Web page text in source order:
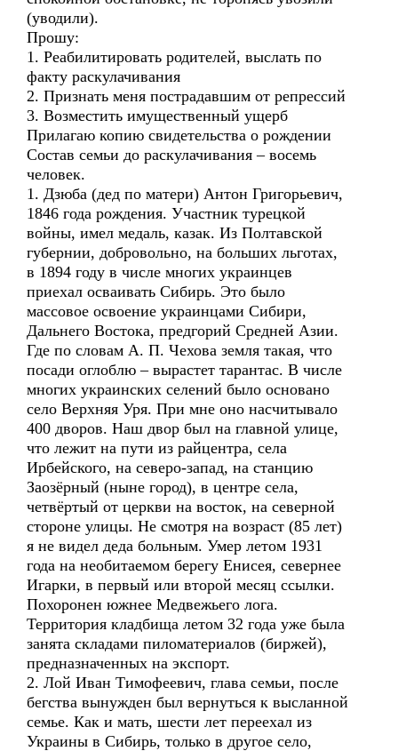
(уводили).
Прошу:
1. Реабилитировать родителей, выслать по
факту раскулачивания
2. Признать меня пострадавшим от репрессий
3. Возместить имущественный ущерб
Прилагаю копию свидетельства о рождении
Состав семьи до раскулачивания – восемь
человек.
1. Дзюба (дед по матери) Антон Григорьевич,
1846 года рождения. Участник турецкой
войны, имел медаль, казак. Из Полтавской
губернии, добровольно, на больших льготах,
в 1894 году в числе многих украинцев
приехал осваивать Сибирь. Это было
массовое освоение украинцами Сибири,
Дальнего Востока, предгорий Средней Азии.
Где по словам А. П. Чехова земля такая, что
посади оглоблю – вырастет тарантас. В числе
многих украинских селений было основано
село Верхняя Уря. При мне оно насчитывало
400 дворов. Наш двор был на главной улице,
что лежит на пути из райцентра, села
Ирбейского, на северо-запад, на станцию
Заозёрный (ныне город), в центре села,
четвёртый от церкви на восток, на северной
стороне улицы. Не смотря на возраст (85 лет)
я не видел деда больным. Умер летом 1931
года на необитаемом берегу Енисея, севернее
Игарки, в первый или второй месяц ссылки.
Похоронен южнее Медвежьего лога.
Территория кладбища летом 32 года уже была
занята складами пиломатериалов (биржей),
предназначенных на экспорт.
2. Лой Иван Тимофеевич, глава семьи, после
бегства вынужден был вернуться к высланной
семье. Как и мать, шести лет переехал из
Украины в Сибирь, только в другое село,